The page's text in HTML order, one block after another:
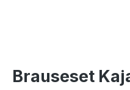
Brauseset